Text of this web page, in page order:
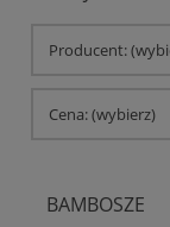
Producent:
Cena: (wybierz)
BAMBOSZE